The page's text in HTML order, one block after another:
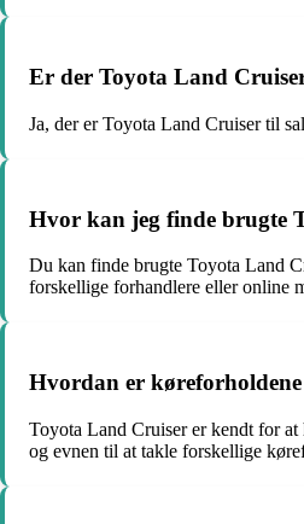
Er der Toyota Land
Ja, der er Toyota Land Cruiser til
Hvor kan jeg finde brugte
Du kan finde brugte Toyota Land
forskellige forhandlere eller online
Hvordan er
Toyota Land Cruiser er kendt for
og evnen til at takle forskellige